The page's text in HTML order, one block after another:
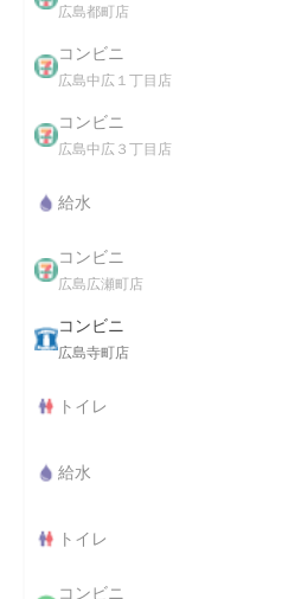
広島都町店
コンビニ
広島中広１丁目店
コンビニ
広島中広３丁目店
給水
コンビニ
広島広瀬町店
コンビニ
広島寺町店
トイレ
給水
トイレ
コンビニ